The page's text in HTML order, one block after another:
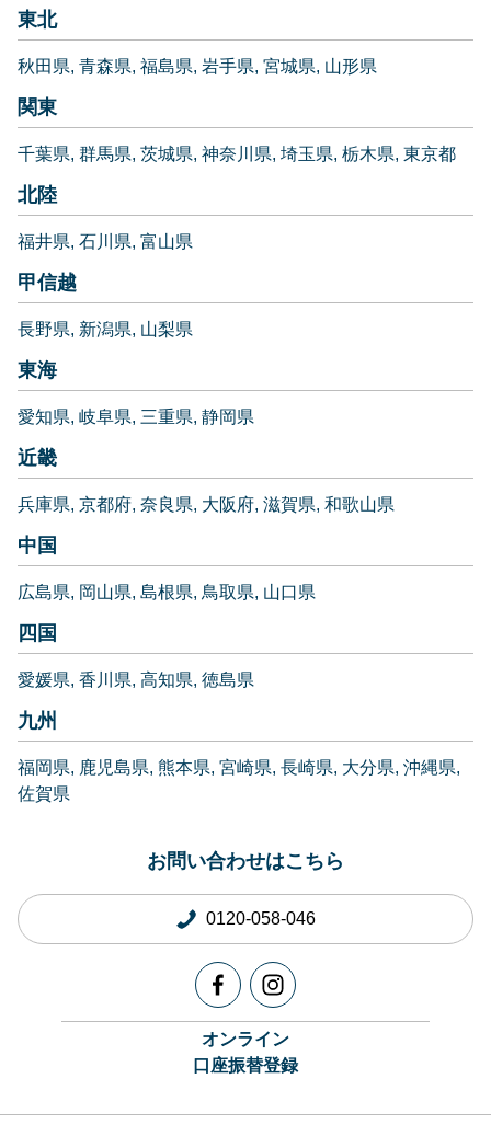
東北
秋田県 青森県 福島県 岩手県 宮城県 山形県
関東
千葉県 群馬県 茨城県 神奈川県 埼玉県 栃木県 東京都
北陸
福井県 石川県 富山県
甲信越
長野県 新潟県 山梨県
東海
愛知県 岐阜県 三重県 静岡県
近畿
兵庫県 京都府 奈良県 大阪府 滋賀県 和歌山県
中国
広島県 岡山県 島根県 鳥取県 山口県
四国
愛媛県 香川県 高知県 徳島県
九州
福岡県 鹿児島県 熊本県 宮崎県 長崎県 大分県 沖縄県
佐賀県
お問い合わせはこちら
0120-058-046
オンライン
口座振替登録